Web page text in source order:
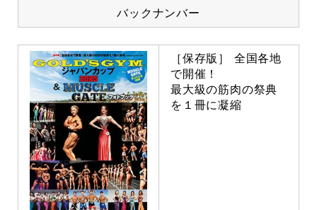
バックナンバー
［保存版］ 全国各地
で開催！
最大級の筋肉の祭典
を１冊に凝縮